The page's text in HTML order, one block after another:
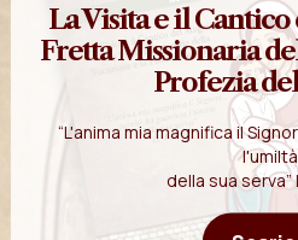
La Visita e il
Fretta Missionaria
Profezia
“L'anima mia magnifica il
l'umiltà
della sua serva”